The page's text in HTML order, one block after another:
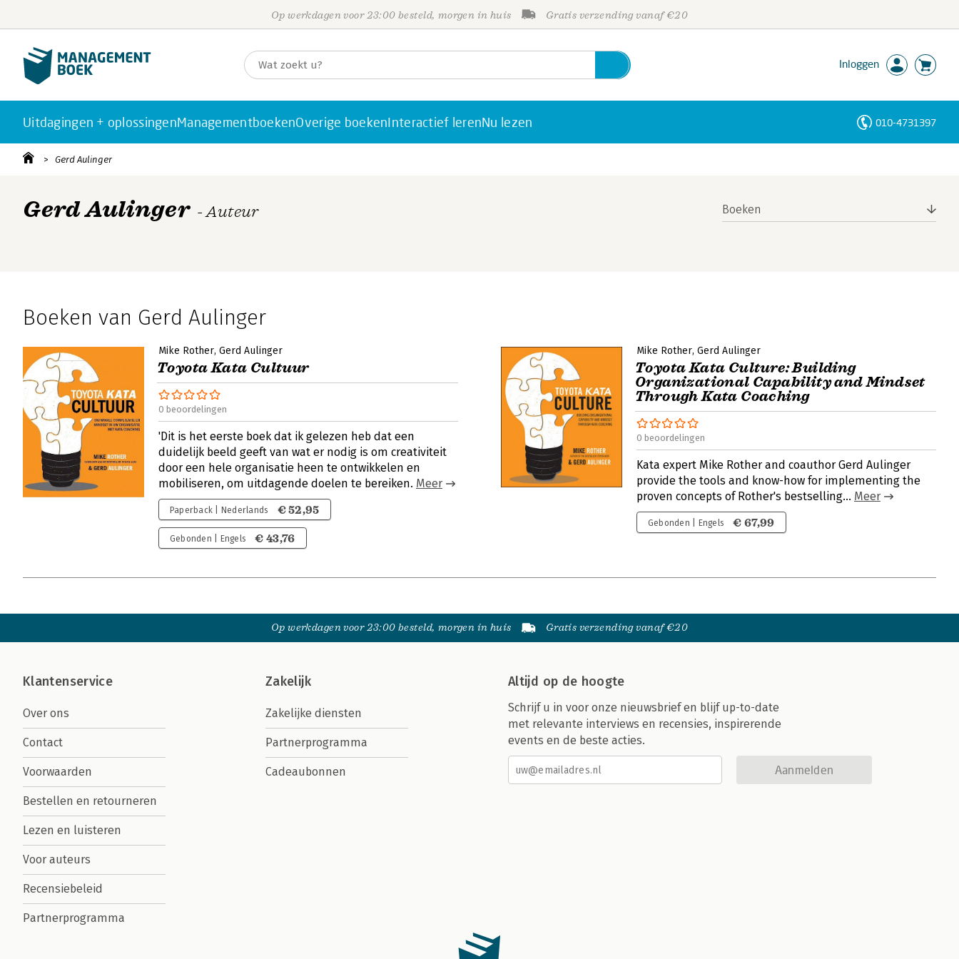
Op werkdagen voor 23:00 besteld, morgen in huis Gratis verzending vanaf €20
Inloggen
Uitdagingen + oplossingenManagementboekenOverige boekenInteractief lerenNu lezen 010-4731397
Gerd Aulinger
Gerd Aulinger - Auteur Boeken
Boeken van Gerd Aulinger
Mike Rother Gerd Aulinger
Toyota Kata Cultuur
0 beoordelingen
'Dit is het eerste boek dat ik gelezen heb dat een
duidelijk beeld geeft van wat er nodig is om creativiteit
door een hele organisatie heen te ontwikkelen en
mobiliseren, om uitdagende doelen te bereiken. Meer
Paperback | Nederlands € 52,95
Gebonden | Engels € 43,76
Mike Rother Gerd Aulinger
Toyota Kata Culture: Building
Organizational Capability and Mindset
Through Kata Coaching
0 beoordelingen
Kata expert Mike Rother and coauthor Gerd Aulinger
provide the tools and know-how for implementing the
proven concepts of Rother's bestselling... Meer
Gebonden | Engels € 67,99
Op werkdagen voor 23:00 besteld, morgen in huis Gratis verzending vanaf €20
Klantenservice
Over ons
Contact
Voorwaarden
Bestellen en retourneren
Lezen en luisteren
Voor auteurs
Recensiebeleid
Partnerprogramma
Zakelijk
Zakelijke diensten
Partnerprogramma
Cadeaubonnen
Altijd op de hoogte
Schrijf u in voor onze nieuwsbrief en blijf up-to-date
met relevante interviews en recensies, inspirerende
events en de beste acties.
Aanmelden
Personen